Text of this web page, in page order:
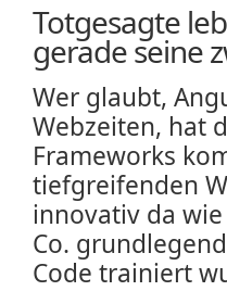
Totgesagte
gerade seine
Wer glaubt,
Webzeiten, hat
Frameworks
tiefgreifenden
innovativ da
Co.
Code trainiert